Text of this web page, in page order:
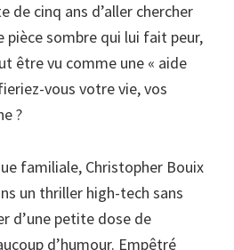
de cinq ans d’aller chercher
pièce sombre qui lui fait peur,
être vu comme une « aide
vous votre vie, vos
?
familiale, Christopher Bouix
un thriller high-tech sans
d’une petite dose de
d’humour. Empêtré